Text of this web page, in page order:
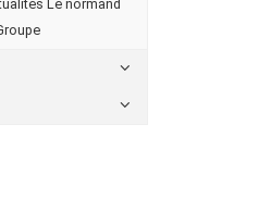
Le normand